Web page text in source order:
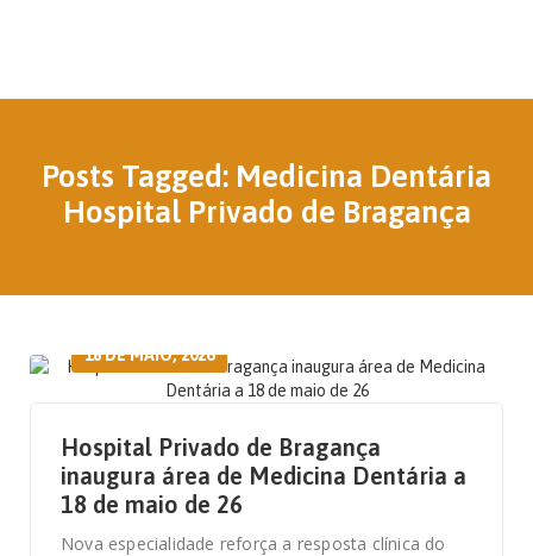
Posts Tagged: Medicina Dentária
Hospital Privado de Bragança
18 DE MAIO, 2026
Hospital Privado de Bragança
inaugura área de Medicina Dentária a
18 de maio de 26
Nova especialidade reforça a resposta clínica do